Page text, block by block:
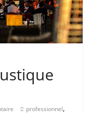
professionnel,